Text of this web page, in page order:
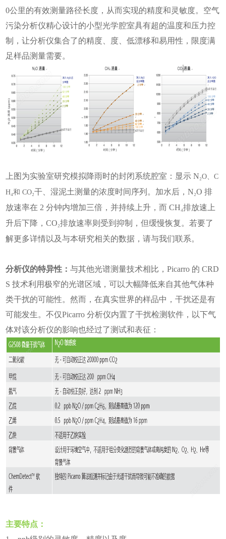
0公里的有效测量路径长度，从而实现的精度和灵敏度。空气
污染分析仪精心设计的小型光学腔室具有超的温度和压力控
制，让分析仪集合了的精度、度、低漂移和易用性，限度满
足样品测量需要。
上图为实验室研究模拟降雨时的封闭系统腔室：显示 N₂O、C
H₄和 CO₂干、湿泥土测量的浓度时间序列。加水后，N₂O 排
放速率在 2 分钟内增加三倍，并持续上升，而 CH₄排放速上
升后下降，CO₂排放速率则受到抑制，但缓慢恢复。若要了
解更多详情以及与本研究相关的数据，请与我们联系。
分析仪的特异性：与其他光谱测量技术相比，Picarro 的 CRD
S 技术利用极窄的光谱区域，可以大幅降低来自其他气体种
类干扰的可能性。然而，在真实世界的样品中，干扰还是有
可能发生。不仅Picarro 分析仪内置了干扰检测软件，以下气
体对该分析仪的影响也经过了测试和表征：
主要特点：